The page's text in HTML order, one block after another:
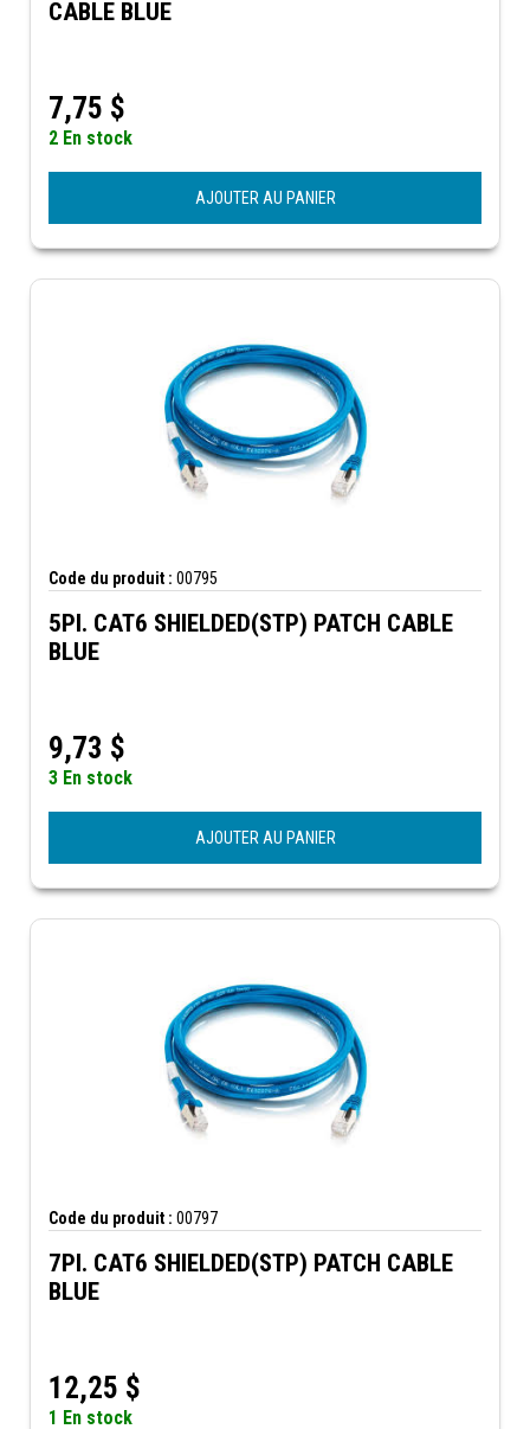
CABLE BLUE
7,75 $
2 En stock
AJOUTER AU PANIER
Code du produit : 00795
5PI. CAT6 SHIELDED(STP) PATCH CABLE
BLUE
9,73 $
3 En stock
AJOUTER AU PANIER
Code du produit : 00797
7PI. CAT6 SHIELDED(STP) PATCH CABLE
BLUE
12,25 $
1 En stock